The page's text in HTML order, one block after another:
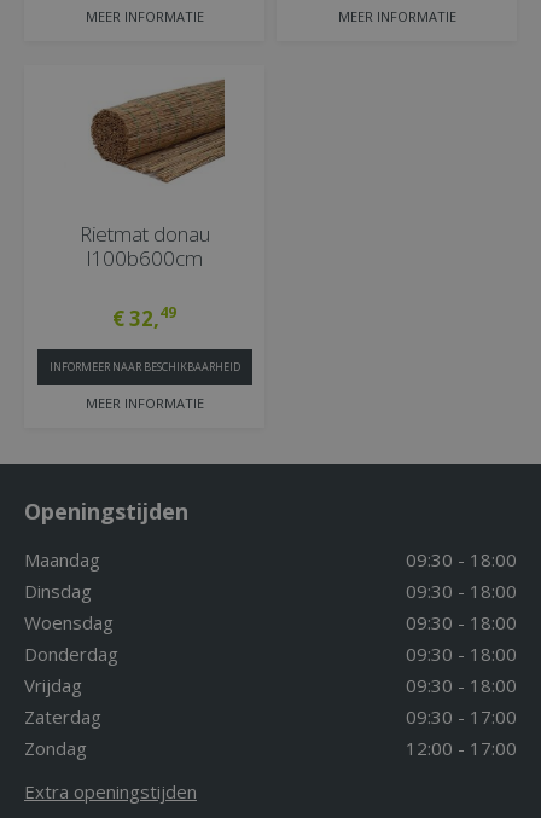
MEER INFORMATIE MEER INFORMATIE
Rietmat donau
l100b600cm
€32,49
MEER INFORMATIE
INFORMEER NAAR BESCHIKBAARHEID
Openingstijden
Maandag
09:30 - 18:00
Dinsdag
09:30 - 18:00
Woensdag
09:30 - 18:00
Donderdag
09:30 - 18:00
Vrijdag
09:30 - 18:00
Zaterdag
09:30 - 17:00
Zondag
12:00 - 17:00
Extra openingstijden